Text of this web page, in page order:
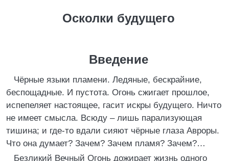
Осколки будущего
Введение
Чёрные языки пламени. Ледяные, бескрайние,
беспощадные. И пустота. Огонь сжигает прошлое,
испепеляет настоящее, гасит искры будущего. Ничто
не имеет смысла. Всюду – лишь парализующая
тишина; и где-то вдали сияют чёрные глаза Авроры.
Что она думает? Зачем? Зачем пламя? Зачем?…
Безликий Вечный Огонь дожирает жизнь одного